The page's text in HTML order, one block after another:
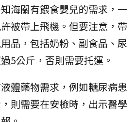
海關有餵食嬰兒的需求，一
被帶上飛機。但要注意，帶
品，包括奶粉、副食品、尿
5公斤，否則需要托運。
體藥物需求，例如糖尿病患
則需要在安檢時，出示醫學